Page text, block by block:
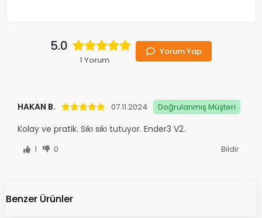
5.0
1 Yorum
Yorum Yap
HAKAN B. 07.11.2024 Doğrulanmış Müşteri
Kolay ve pratik. Sıkı sıkı tutuyor. Ender3 V2.
1 0 Bildir
Benzer Ürünler